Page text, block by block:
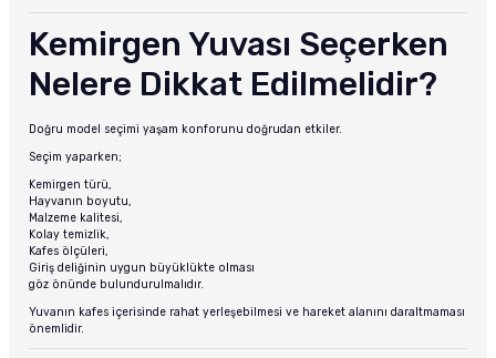
Kemirgen Yuvası Seçerken
Nelere Dikkat Edilmelidir?
Doğru model seçimi yaşam konforunu doğrudan etkiler.
Seçim yaparken;
Kemirgen türü,
Hayvanın boyutu,
Malzeme kalitesi,
Kolay temizlik,
Kafes ölçüleri,
Giriş deliğinin uygun büyüklükte olması
göz önünde bulundurulmalıdır.
Yuvanın kafes içerisinde rahat yerleşebilmesi ve hareket alanını daraltmaması
önemlidir.